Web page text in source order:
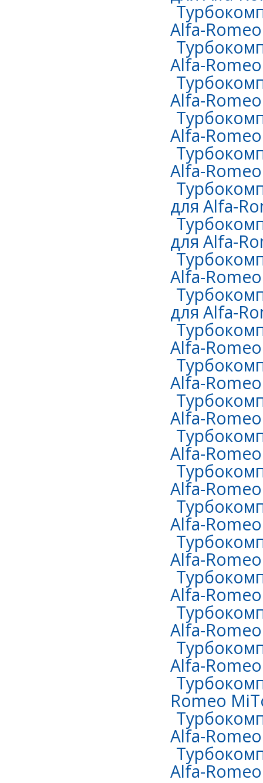
Alfa-
Alfa-
Alfa-
Alfa-
Alfa-
для Alfa-
для Alfa-
Alfa-
для Alfa-
Alfa-
Alfa-
Alfa-
Alfa-
Alfa-
Alfa-Romeo
Alfa-Romeo
Alfa-
Alfa-
Alfa-
Romeo
Alfa-
Alfa-